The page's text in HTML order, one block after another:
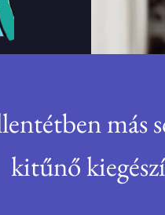
más
kitűnő